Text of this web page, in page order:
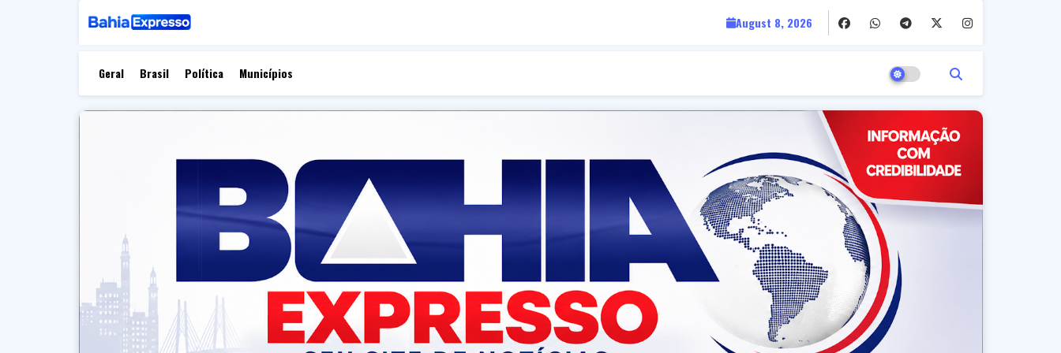
August 8, 2026
Geral Brasil Política Municípios